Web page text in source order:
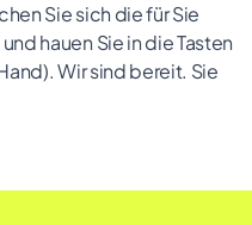
Sie sich die für Sie
hauen Sie in die Tasten
Wir sind bereit. Sie